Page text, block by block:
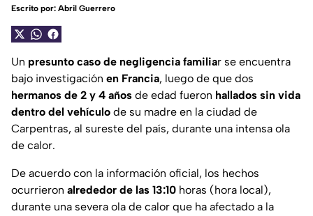
Escrito por: Abril Guerrero
Un presunto caso de negligencia familiar se encuentra
bajo investigación en Francia, luego de que dos
hermanos de 2 y 4 años de edad fueron hallados sin vida
dentro del vehículo de su madre en la ciudad de
Carpentras, al sureste del país, durante una intensa ola
de calor.
De acuerdo con la información oficial, los hechos
ocurrieron alrededor de las 13:10 horas (hora local),
durante una severa ola de calor que ha afectado a la